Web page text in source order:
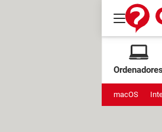
Ordenadores
macOS